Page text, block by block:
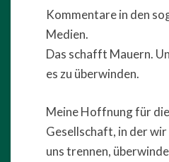
Kommentare in den
Medien.
Das schafft Mauern.
es zu überwinden.
Meine Hoffnung für
Gesellschaft, in der
uns trennen,